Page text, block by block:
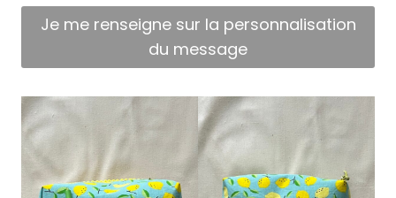
Je me renseigne sur la personnalisation
du message